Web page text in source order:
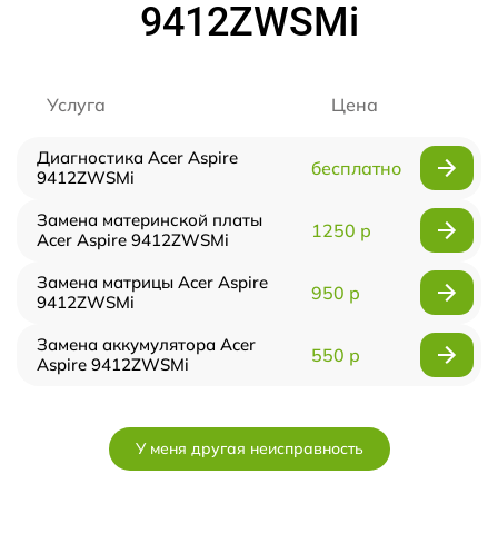
9412ZWSMi
Услуга Цена
Диагностика Acer Aspire
9412ZWSMi
бесплатно
Замена материнской платы
Acer Aspire 9412ZWSMi
1250 р
Замена матрицы Acer Aspire
9412ZWSMi
950 р
Замена аккумулятора Acer
Aspire 9412ZWSMi
550 р
У меня другая неисправность